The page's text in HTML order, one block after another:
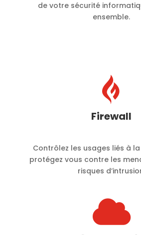
de votre sécurité
ensemble.

Firewall
Contrôlez les usages liés à
protégez vous contre les
risques
